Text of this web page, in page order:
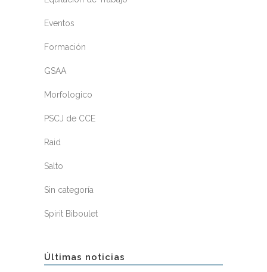
Eventos
Formación
GSAA
Morfologico
PSCJ de CCE
Raid
Salto
Sin categoría
Spirit Biboulet
Últimas noticias